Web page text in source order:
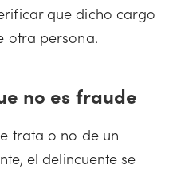
que dicho cargo
otra persona.
no es fraude
trata o no de un
el delincuente se